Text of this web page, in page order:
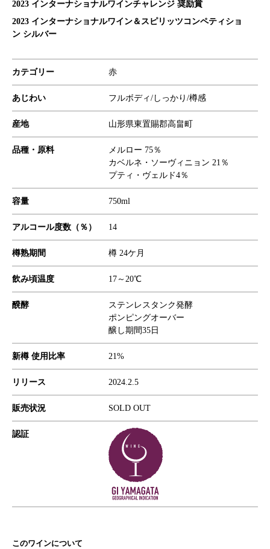
2023 インターナショナルワインチャレンジ 奨励賞
2023 インターナショナルワイン＆スピリッツコンペティショ
ン シルバー
カテゴリー 赤
あじわい フルボディ/しっかり/樽感
産地 山形県東置賜郡高畠町
品種・原料
メルロー 75％
カベルネ・ソーヴィニョン 21％
プティ・ヴェルド4％
容量 750ml
アルコール度数（％） 14
樽熟期間 樽 24ケ月
飲み頃温度 17～20℃
醗酵
ステンレスタンク発酵
ポンピングオーバー
醸し期間35日
新樽 使用比率 21%
リリース 2024.2.5
販売状況 SOLD OUT
認証
このワインについて